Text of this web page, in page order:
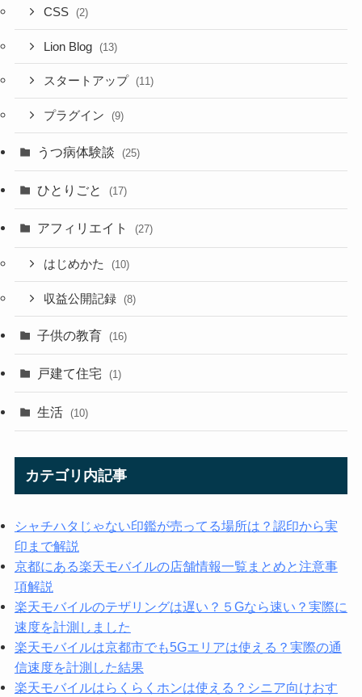
スタートアップ
よかったらシェアしてね！
カテゴリー
Wordpress/CSS
Lion Blog (13)
スタートアップ
うつ病体験談
ひとりごと
アフィリエイト (27)
はじめかた (10)
収益公開記録 (8)